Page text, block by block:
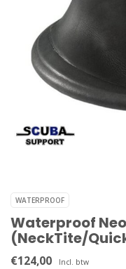
WATERPROOF
Waterproof
(NeckTite/
€124,00 Incl. btw